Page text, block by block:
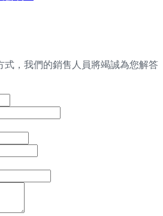
式，我們的銷售人員將竭誠為您解答